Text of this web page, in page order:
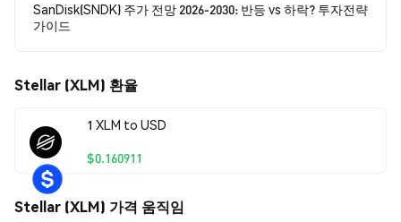
SanDisk(SNDK) 주가 전망 2026-2030: 반등 vs 하락? 투자전략
가이드
Stellar (XLM) 환율
1 XLM to USD
$0.160911
Stellar (XLM) 가격 움직임